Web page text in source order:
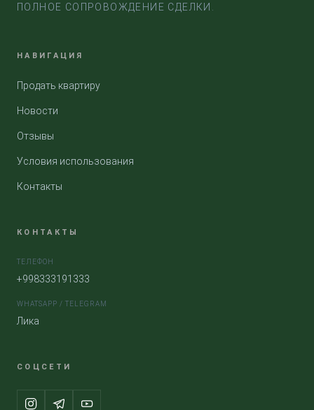
ПОЛНОЕ СОПРОВОЖДЕНИЕ СДЕЛКИ.
НАВИГАЦИЯ
Продать квартиру
Новости
Отзывы
Условия использования
Контакты
КОНТАКТЫ
ТЕЛЕФОН
+998333191333
WHATSAPP / TELEGRAM
Лика
СОЦСЕТИ